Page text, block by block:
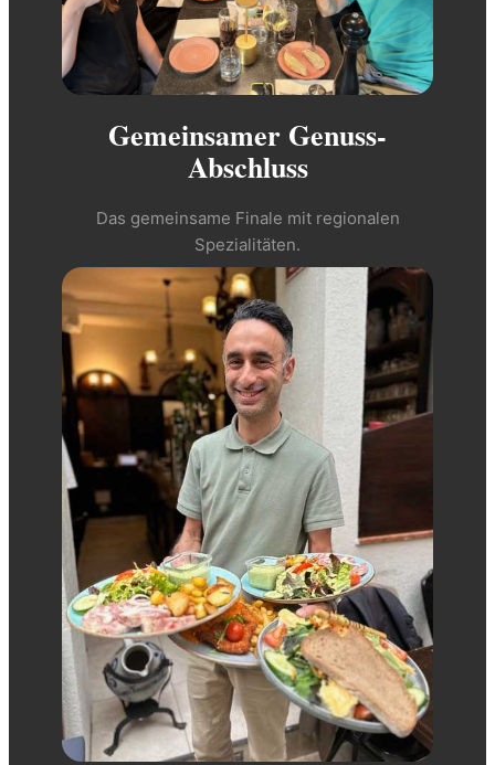
Gemeinsamer Genuss-
Abschluss
Das gemeinsame Finale mit regionalen
Spezialitäten.